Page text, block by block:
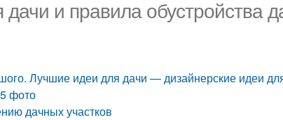
и правила обустройства
Лучшие идеи для дачи — дизайнерские идеи
фото
дачных участков